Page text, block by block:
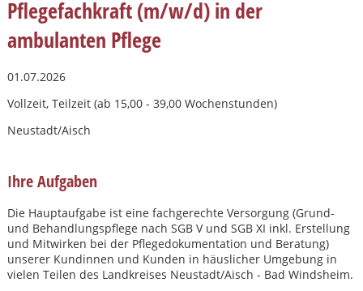
Pflegefachkraft (m/w/d) in der
ambulanten Pflege
01.07.2026
Vollzeit, Teilzeit (ab 15,00 - 39,00 Wochenstunden)
Neustadt/Aisch
Ihre Aufgaben
Die Hauptaufgabe ist eine fachgerechte Versorgung (Grund-
und Behandlungspflege nach SGB V und SGB XI inkl. Erstellung
und Mitwirken bei der Pflegedokumentation und Beratung)
unserer Kundinnen und Kunden in häuslicher Umgebung in
vielen Teilen des Landkreises Neustadt/Aisch - Bad Windsheim.